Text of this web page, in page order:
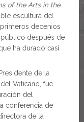
of the Arts in the
escultura del
decenios
público después de
ha durado casi
de la
Vaticano, fue
del
conferencia de
de la